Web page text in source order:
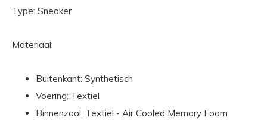
Type: Sneaker
Materiaal:
Buitenkant: Synthetisch
Voering: Textiel
Binnenzool: Textiel - Air Cooled Memory Foam